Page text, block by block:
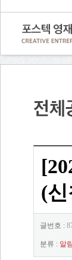
(
글번호 :
분류 : 알림